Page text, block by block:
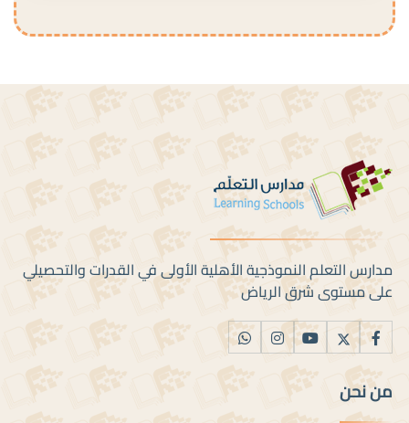
مدارس التعلم النموذجية الأهلية الأولى في القدرات والتحصيلي
على مستوى شرق الرياض
من نحن